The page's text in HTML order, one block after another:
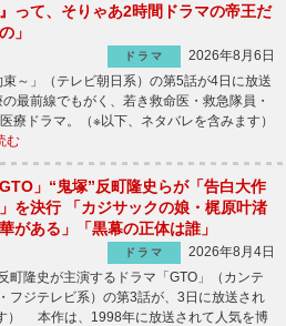
って、そりゃあ2時間ドラマの帝王だ
」
ドラマ
2026年8月6日
～」（テレビ朝日系）の第5話が4日に放送
最前線でもがく、若き救命医・救急隊員・
療ドラマ。（※以下、ネタバレを含みます）
む
GTO」“鬼塚”反町隆史らが「告白大作
を決行 「カジサックの娘・梶原叶渚
がある」「黒幕の正体は誰」
ドラマ
2026年8月4日
町隆史が主演するドラマ「GTO」（カンテ
フジテレビ系）の第3話が、3日に放送され
） 本作は、1998年に放送されて人気を博